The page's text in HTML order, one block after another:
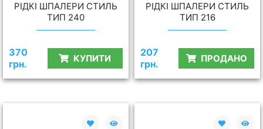
РІДКІ ШПАЛЕРИ СТИЛЬ
ТИП 240
370
грн.
КУПИТИ
РІДКІ ШПАЛЕРИ СТИЛЬ
ТИП 216
207
грн.
ПРОДАНО